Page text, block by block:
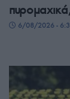
6/08/2026 -